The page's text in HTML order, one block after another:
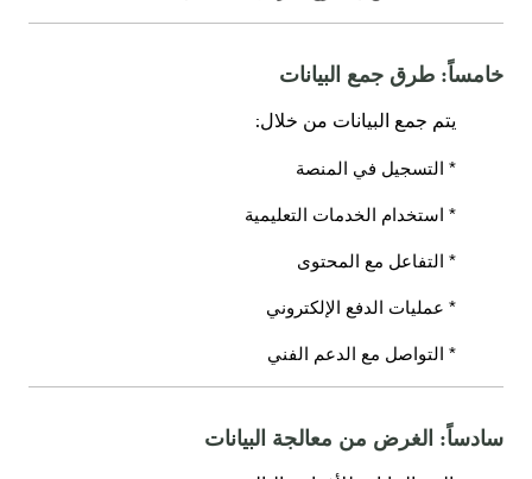
خامساً: طرق جمع البيانات
يتم جمع البيانات من خلال:
* التسجيل في المنصة
* استخدام الخدمات التعليمية
* التفاعل مع المحتوى
* عمليات الدفع الإلكتروني
* التواصل مع الدعم الفني
سادساً: الغرض من معالجة البيانات